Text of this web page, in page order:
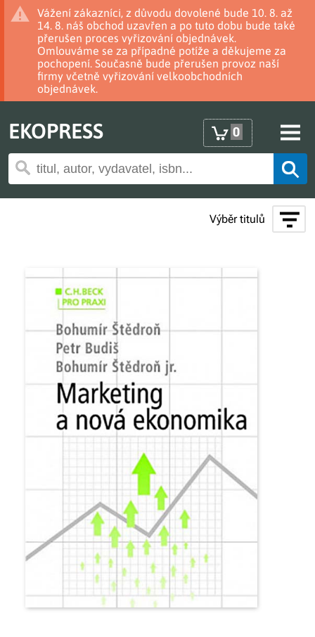
Vážení zákazníci, z důvodu dovolené bude 10. 8. až
14. 8. náš obchod uzavřen a po tuto dobu bude také
přerušen proces vyřizování objednávek.
Omlouváme se za případné potíže a děkujeme za
pochopení. Současně bude přerušen provoz naší
firmy včetně vyřizování velkoobchodních
objednávek.
EKOPRESS 0
Výběr titulů